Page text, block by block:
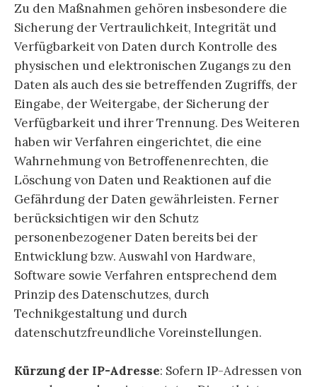
Zu den Maßnahmen gehören insbesondere die
Sicherung der Vertraulichkeit, Integrität und
Verfügbarkeit von Daten durch Kontrolle des
physischen und elektronischen Zugangs zu den
Daten als auch des sie betreffenden Zugriffs, der
Eingabe, der Weitergabe, der Sicherung der
Verfügbarkeit und ihrer Trennung. Des Weiteren
haben wir Verfahren eingerichtet, die eine
Wahrnehmung von Betroffenenrechten, die
Löschung von Daten und Reaktionen auf die
Gefährdung der Daten gewährleisten. Ferner
berücksichtigen wir den Schutz
personenbezogener Daten bereits bei der
Entwicklung bzw. Auswahl von Hardware,
Software sowie Verfahren entsprechend dem
Prinzip des Datenschutzes, durch
Technikgestaltung und durch
datenschutzfreundliche Voreinstellungen.
Kürzung der IP-Adresse: Sofern IP-Adressen von